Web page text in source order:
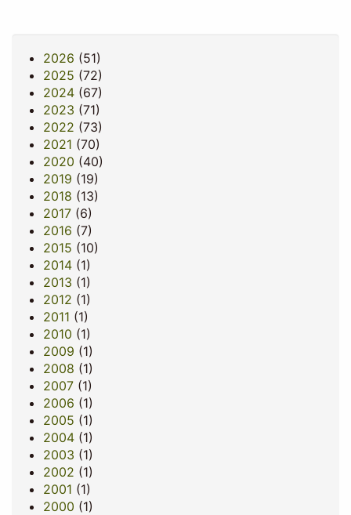
2026 (51)
2025 (72)
2024(67)
2023 (71)
2022 (73)
2021 (70)
2020 (40)
2019 (19)
2018 (13)
2017(6)
2016 (7)
2015 (10)
2014(1)
2013 (1)
2012 (1)
2011 (1)
2010 (1)
2009 (1)
2008 (1)
2007(1)
2006 (1)
2005 (1)
2004(1)
2003 (1)
2002 (1)
2001 (1)
2000 (1)